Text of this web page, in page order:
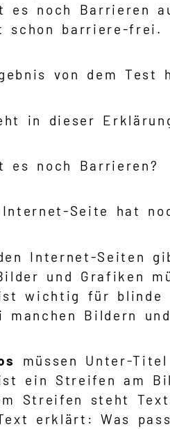
es noch Barrieren
schon barriere-frei.
von dem Test
in dieser
es noch Barrieren?
Internet-Seite hat
Internet-Seiten
und Grafiken
wichtig für blinde
manchen Bildern
müssen Unter-Titel
ein Streifen am
Streifen steht
erklärt: Was